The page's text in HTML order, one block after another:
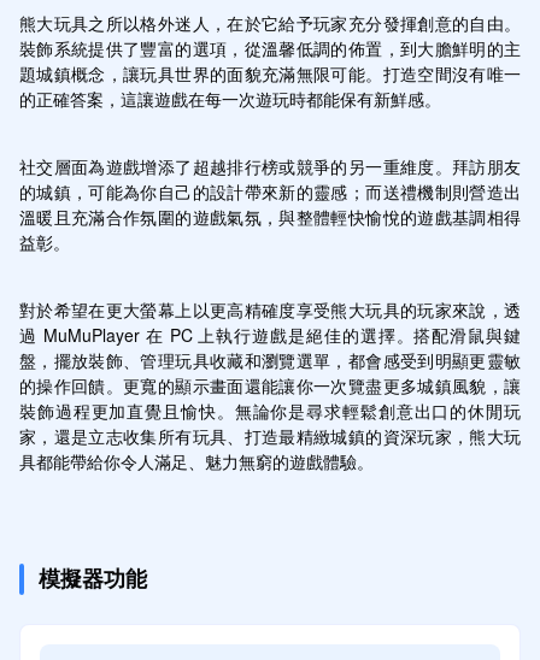
熊大玩具之所以格外迷人，在於它給予玩家充分發揮創意的自由。
裝飾系統提供了豐富的選項，從溫馨低調的佈置，到大膽鮮明的主
題城鎮概念，讓玩具世界的面貌充滿無限可能。打造空間沒有唯一
的正確答案，這讓遊戲在每一次遊玩時都能保有新鮮感。
社交層面為遊戲增添了超越排行榜或競爭的另一重維度。拜訪朋友
的城鎮，可能為你自己的設計帶來新的靈感；而送禮機制則營造出
溫暖且充滿合作氛圍的遊戲氣氛，與整體輕快愉悅的遊戲基調相得
益彰。
對於希望在更大螢幕上以更高精確度享受熊大玩具的玩家來說，透
過 MuMuPlayer 在 PC 上執行遊戲是絕佳的選擇。搭配滑鼠與鍵
盤，擺放裝飾、管理玩具收藏和瀏覽選單，都會感受到明顯更靈敏
的操作回饋。更寬的顯示畫面還能讓你一次覽盡更多城鎮風貌，讓
裝飾過程更加直覺且愉快。無論你是尋求輕鬆創意出口的休閒玩
家，還是立志收集所有玩具、打造最精緻城鎮的資深玩家，熊大玩
具都能帶給你令人滿足、魅力無窮的遊戲體驗。
模擬器功能